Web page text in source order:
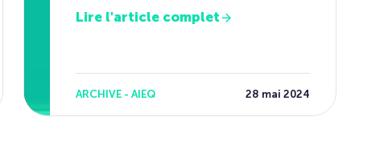
Lire l'article complet
ARCHIVE - AIEQ 28 mai 2024